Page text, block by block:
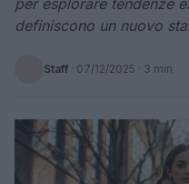
per esplorare tendenze
definiscono un nuovo
Staff · 07/12/2025 · 3 min